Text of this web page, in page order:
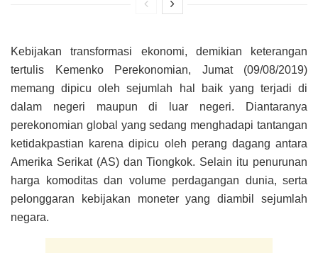
Kebijakan transformasi ekonomi, demikian keterangan
tertulis Kemenko Perekonomian, Jumat (09/08/2019)
memang dipicu oleh sejumlah hal baik yang terjadi di
dalam negeri maupun di luar negeri. Diantaranya
perekonomian global yang sedang menghadapi tantangan
ketidakpastian karena dipicu oleh perang dagang antara
Amerika Serikat (AS) dan Tiongkok. Selain itu penurunan
harga komoditas dan volume perdagangan dunia, serta
pelonggaran kebijakan moneter yang diambil sejumlah
negara.